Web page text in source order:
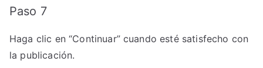
Paso 7
Haga clic en “Continuar” cuando esté satisfecho con
la publicación.